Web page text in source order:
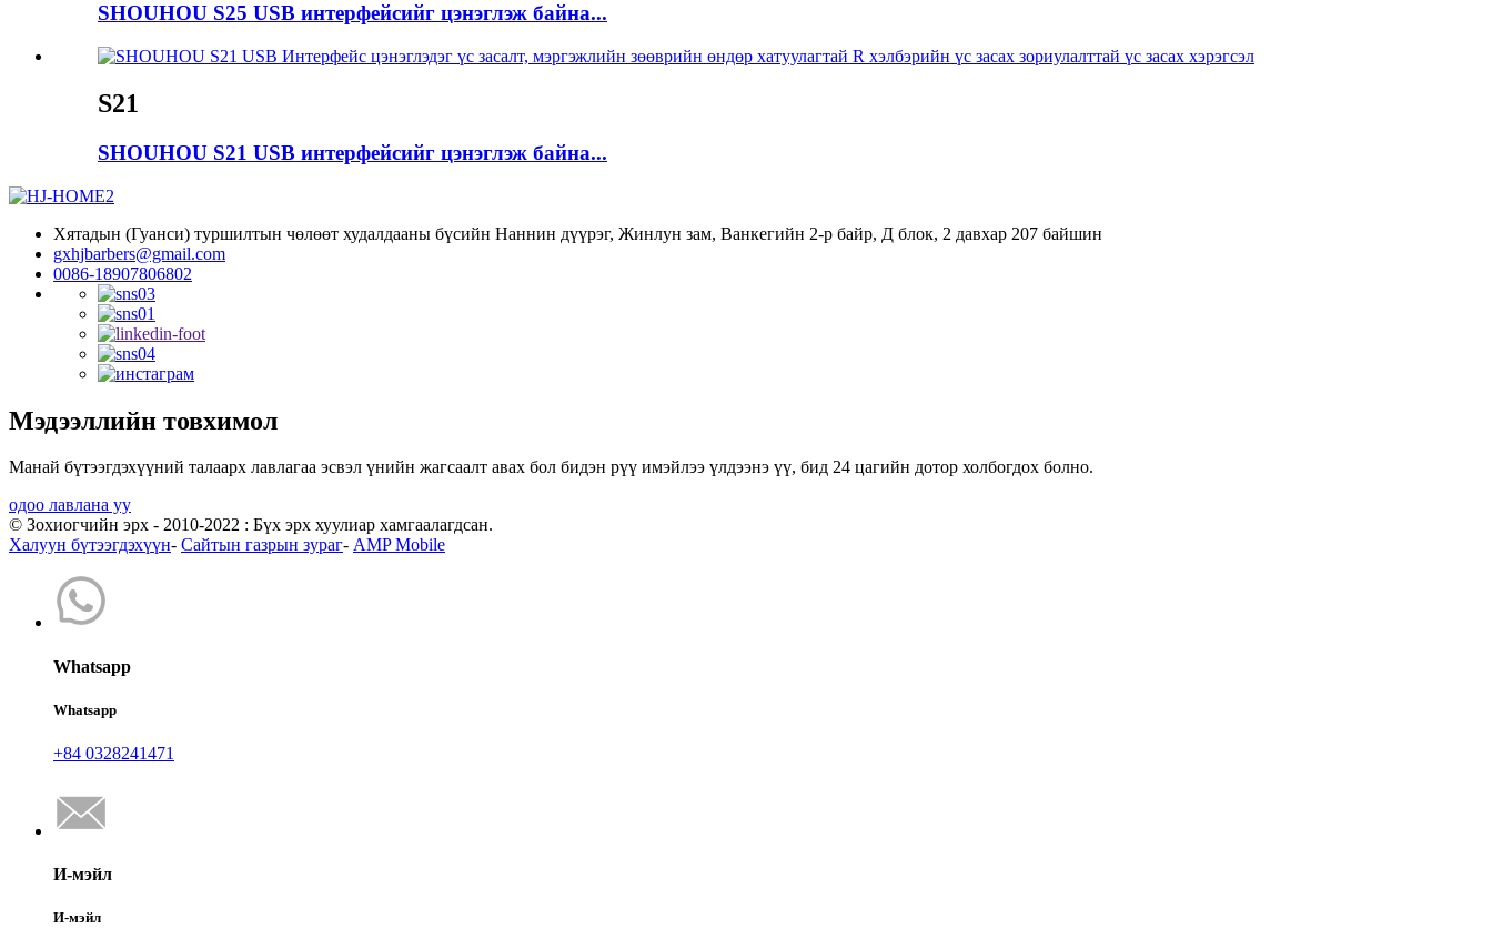
SHOUHOU S25 USB интерфейсийг цэнэглэж байна...
S21
SHOUHOU S21 USB интерфейсийг цэнэглэж байна...
Хятадын (Гуанси) туршилтын чөлөөт худалдааны бүсийн Наннин дүүрэг, Жинлун зам, Ванкегийн 2-р байр, Д блок, 2 давхар 207 байшин
gxhjbarbers@gmail.com
0086-18907806802
Мэдээллийн товхимол
Манай бүтээгдэхүүний талаарх лавлагаа эсвэл үнийн жагсаалт авах бол бидэн рүү имэйлээ үлдээнэ үү, бид 24 цагийн дотор холбогдох болно.
одоо лавлана уу
© Зохиогчийн эрх - 2010-2022 : Бүх эрх хуулиар хамгаалагдсан.
Халуун бүтээгдэхүүн- Сайтын газрын зураг- AMP Mobile
Whatsapp
Whatsapp
+84 0328241471
И-мэйл
И-мэйл